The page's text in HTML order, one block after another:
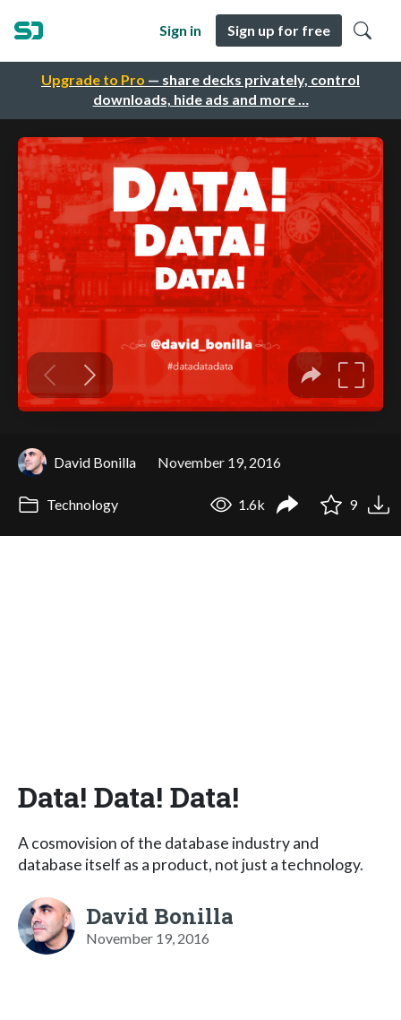
Upgrade to Pro — share decks privately, control
downloads, hide ads and more …
Sign in Sign up for free
David Bonilla November 19, 2016
Technology 1.6k 9
Data! Data! Data!
A cosmovision of the database industry and
database itself as a product, not just a technology.
David Bonilla
November 19, 2016